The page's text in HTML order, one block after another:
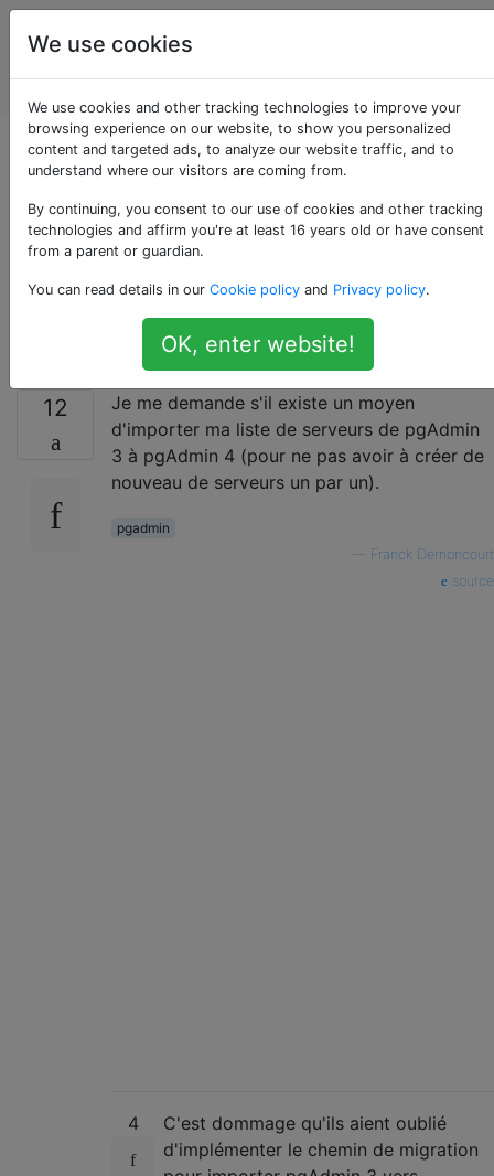
Administrateurs
de bases de
données
Comment importer
ma liste de serveurs
de pgAdmin 3 vers
pgAdmin 4?
12
Je me demande s'il existe un moyen
d'importer ma liste de serveurs de pgAdmin
3 à pgAdmin 4 (pour ne pas avoir à créer de
nouveau de serveurs un par un).
pgadmin
Franck Dernoncourt
source
4
C'est dommage qu'ils aient oublié
d'implémenter le chemin de migration
We use cookies
We use cookies and other tracking technologies to improve your
browsing experience on our website, to show you personalized
content and targeted ads, to analyze our website traffic, and to
understand where our visitors are coming from.
By continuing, you consent to our use of cookies and other tracking
technologies and affirm you're at least 16 years old or have consent
from a parent or guardian.
You can read details in our Cookie policy and Privacy policy.
OK, enter website!